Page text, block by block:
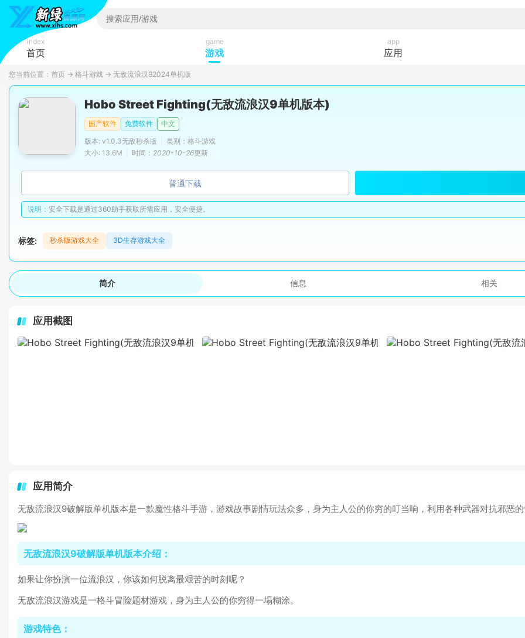
index
首页
game
游戏
app
应用
您当前位置： 首页 → 格斗游戏 → 无敌流浪汉92024单机版
Hobo Street Fighting(无敌流浪汉9单机版本)
国产软件 免费软件
中文
版本: v1.0.3无敌秒杀版
类别：格斗游戏
大小: 13.6M
时间： 2020-10-26更新
普通下载
说明： 安全下载是通过360助手获取所需应用，安全便捷。
标签: 秒杀版游戏大全 3D生存游戏大全
简介 信息 相关
应用截图
应用简介
无敌流浪汉9破解版单机版本是一款魔性格斗手游，游戏故事剧情玩法众多，身为主人公的你穷的叮当响，利用各种武器对抗邪恶
无敌流浪汉9破解版单机版本介绍：
如果让你扮演一位流浪汉，你该如何脱离最艰苦的时刻呢？
无敌流浪汉游戏是一格斗冒险题材游戏，身为主人公的你穷得一塌糊涂。
游戏特色：